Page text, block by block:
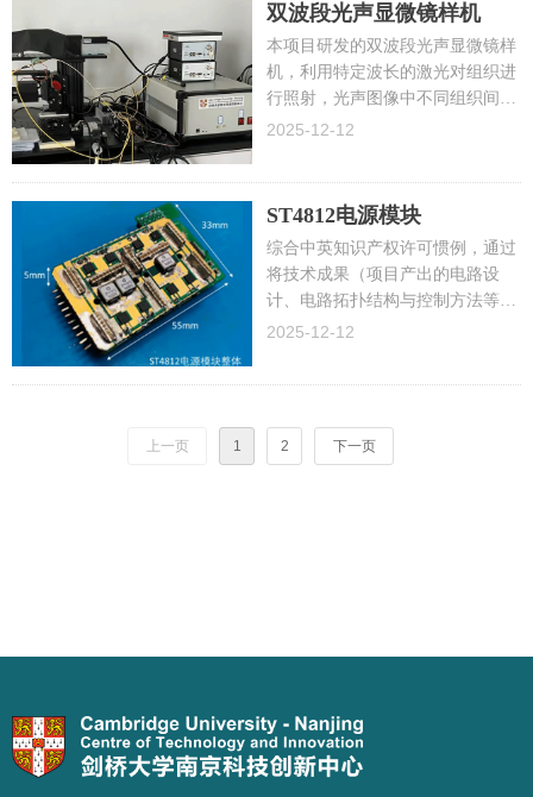
双波段光声显微镜样机
本项目研发的双波段光声显微镜样
机，利用特定波长的激光对组织进
行照射，光声图像中不同组织间的
光学对比度较高，能够实现无标记
生理特征、病理特征、代谢功能等
提供了重要的手段。
2025-12-12
ST4812电源模块
​​​​​​​综合中英知识产权许可惯例，通过
将技术成果（项目产出的电路设
计、电路拓扑结构与控制方法等关
键技术）的知识产权许可至中心孵
2025-12-12
上一页 1 2 下一页